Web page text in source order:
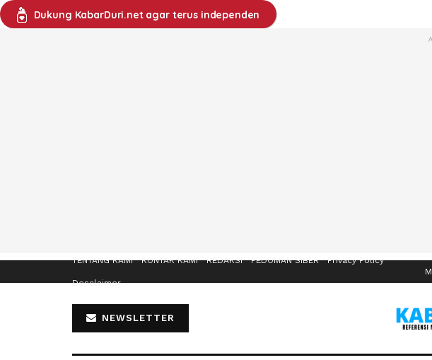
Dukung KabarDuri.net agar terus independen
TENTANG KAMI KONTAK KAMI REDAKSI PEDOMAN SIBER Privacy Policy
Desclaimer
NEWSLETTER